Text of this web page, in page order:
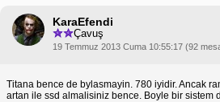
KaraEfendi
Çavuş
19 Temmuz 2013 Cuma 10:55:17 (92
Titana bence de bylasmayin. 780 iyidir. Ancak
artan ile ssd almalisiniz bence. Boyle bir sistem